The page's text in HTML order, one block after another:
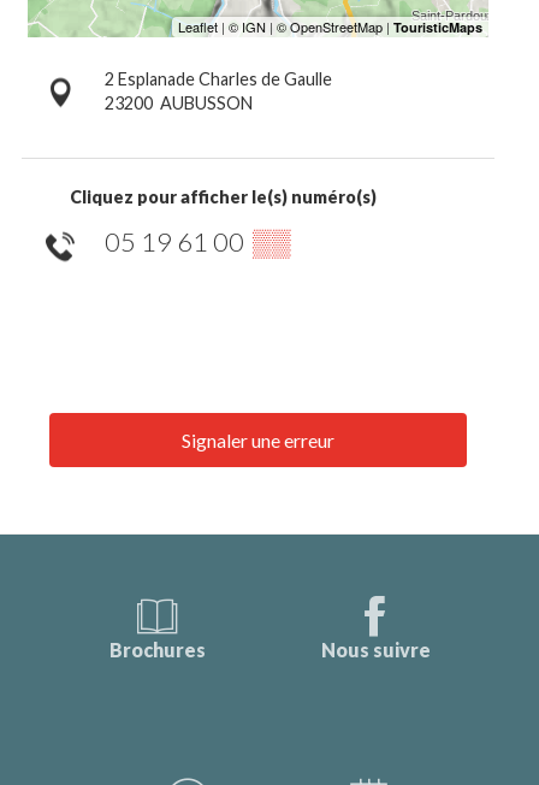
2 Esplanade Charles de Gaulle
23200 AUBUSSON
Cliquez pour afficher le(s) numéro(s)
05 19 61 00 ▒▒
Signaler une erreur
Brochures Nous suivre